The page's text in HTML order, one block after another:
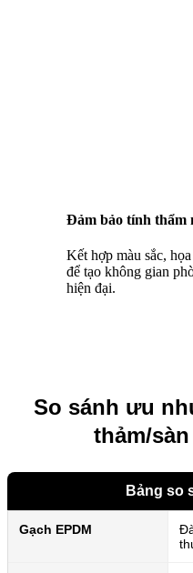
Đảm bảo tính thẩm
Kết hợp màu sắc,
để tạo không gian
hiện đại.
So sánh ưu
thảm/
Bảng so
Gạch EPDM